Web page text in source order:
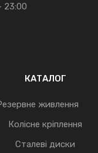
КАТАЛОГ
живлення
Колісне кріплення
Сталеві диски